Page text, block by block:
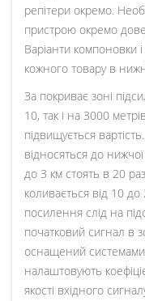
репітери окремо.
пристрою окремо
Варіанти компоновки
кожного товару в
За покриває зоні
10, так і на 3000
підвищується
відносяться до
до 3 км стоять в 20
коливається від 10
посилення слід на
початковий сигнал в
оснащений системами
налаштовують
якості вхідного